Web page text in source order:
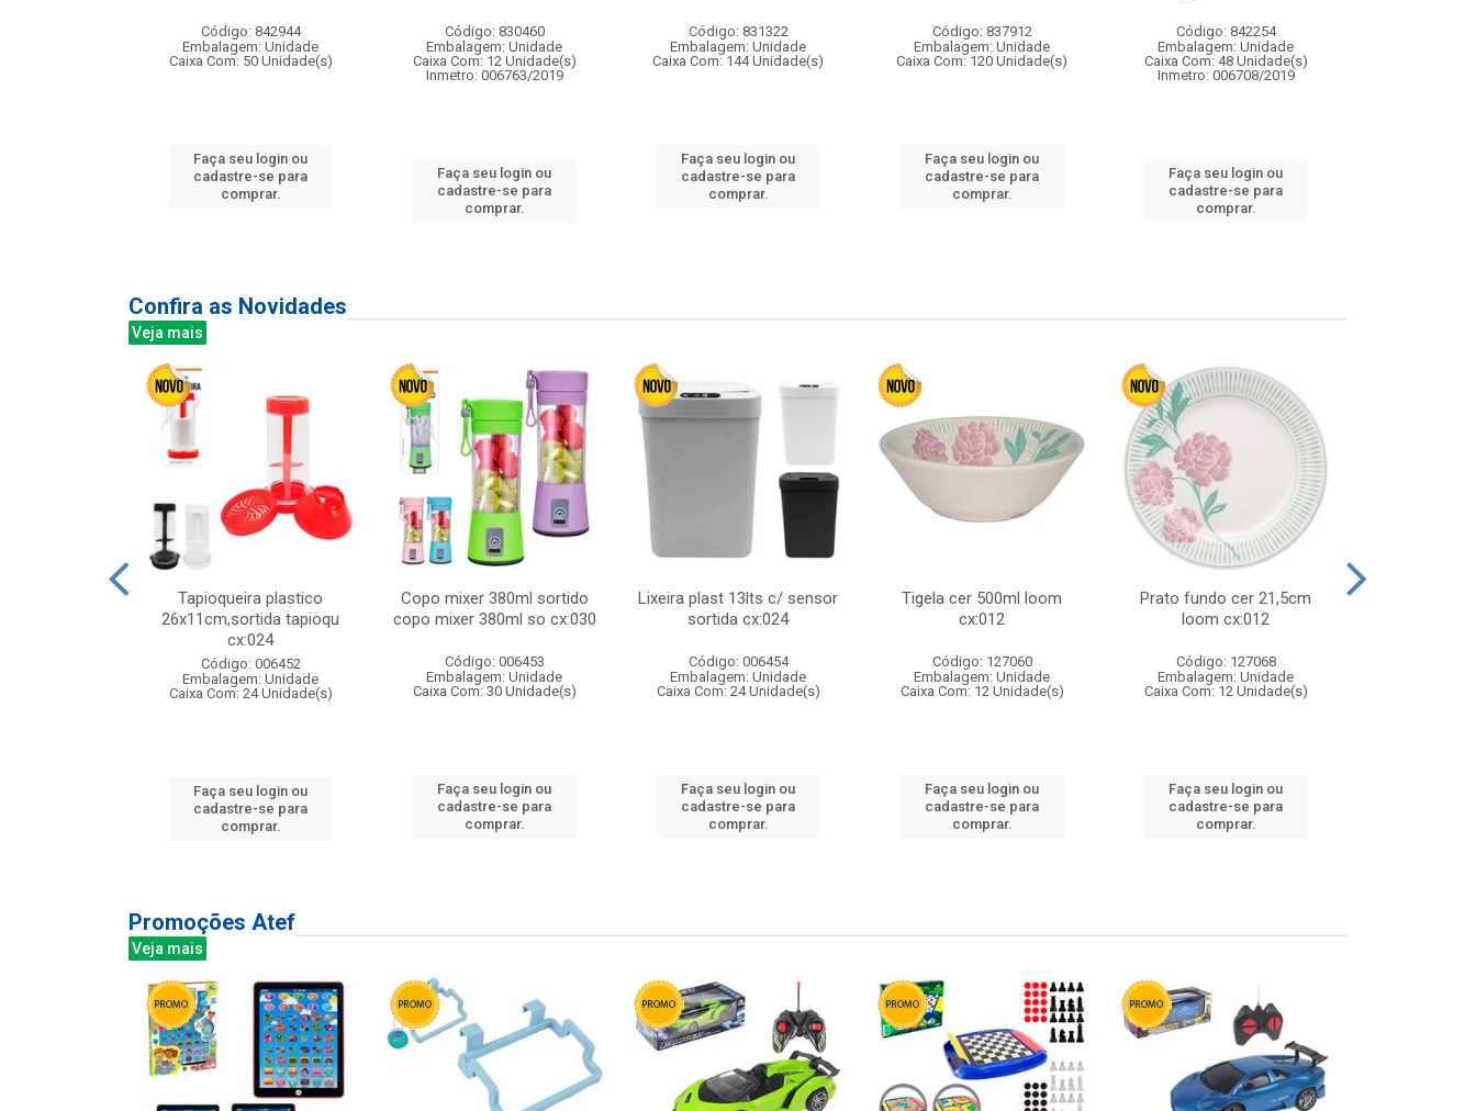
Código: 842944
Embalagem: Unidade
Caixa Com: 50 Unidade(s)
Faça seu login ou
cadastre-se para
comprar.
Código: 830460
Embalagem: Unidade
Caixa Com: 12 Unidade(s)
Inmetro: 006763/2019
Faça seu login ou
cadastre-se para
comprar.
Código: 831322
Embalagem: Unidade
Caixa Com: 144 Unidade(s)
Faça seu login ou
cadastre-se para
comprar.
Código: 837912
Embalagem: Unidade
Caixa Com: 120 Unidade(s)
Faça seu login ou
cadastre-se para
comprar.
Código: 842254
Embalagem: Unidade
Caixa Com: 48 Unidade(s)
Inmetro: 006708/2019
Faça seu login ou
cadastre-se para
comprar.
Confira as Novidades
Veja mais
Tapioqueira plastico
26x11cm,sortida tapioqu
cx:024
Código: 006452
Embalagem: Unidade
Caixa Com: 24 Unidade(s)
Faça seu login ou
cadastre-se para
comprar.
Copo mixer 380ml sortido
copo mixer 380ml so cx:030
Código: 006453
Embalagem: Unidade
Caixa Com: 30 Unidade(s)
Faça seu login ou
cadastre-se para
comprar.
Lixeira plast 13lts c/ sensor
sortida cx:024
Código: 006454
Embalagem: Unidade
Caixa Com: 24 Unidade(s)
Faça seu login ou
cadastre-se para
comprar.
Tigela cer 500ml loom
cx:012
Código: 127060
Embalagem: Unidade
Caixa Com: 12 Unidade(s)
Faça seu login ou
cadastre-se para
comprar.
Prato fundo cer 21,5cm
loom cx:012
Código: 127068
Embalagem: Unidade
Caixa Com: 12 Unidade(s)
Faça seu login ou
cadastre-se para
comprar.
Promoções Atef
Veja mais